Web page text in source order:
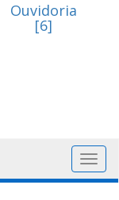
Ouvidoria
[6]